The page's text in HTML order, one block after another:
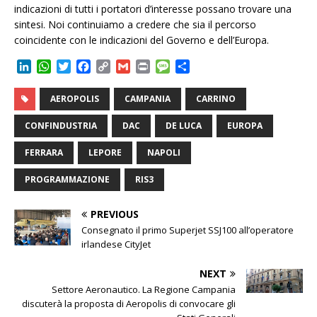
indicazioni di tutti i portatori d’interesse possano trovare una
sintesi. Noi continuiamo a credere che sia il percorso
coincidente con le indicazioni del Governo e dell’Europa.
k
e
d
I
n
W
a
t
s
A
p
p
T
i
t
t
e
c
e
b
o
o
k
y
i
n
k
G
a
i
l
i
n
M
s
a
g
e
d
i
v
d
AEROPOLIS CAMPANIA CARRINO
CONFINDUSTRIA DAC DE LUCA EUROPA
FERRARA LEPORE NAPOLI
PROGRAMMAZIONE RIS3
PREVIOUS
Consegnato il primo Superjet SSJ100 all’operatore
irlandese CityJet
NEXT
Settore Aeronautico. La Regione Campania
discuterà la proposta di Aeropolis di convocare gli